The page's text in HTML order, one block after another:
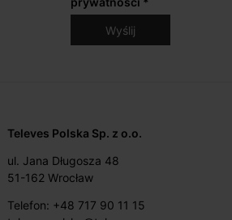
Televes Polska Sp. z o.o.
ul. Jana Długosza 48
51-162 Wrocław
Telefon: +48 717 90 11 15